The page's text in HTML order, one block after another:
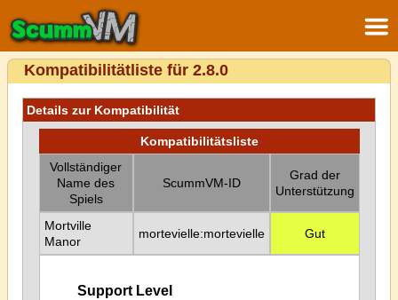
Kompatibilitätliste für 2.8.0
Details zur Kompatibilität
Kompatibilitätsliste
Vollständiger
Name des
Spiels
ScummVM-ID
Grad der
Unterstützung
Mortville
Manor
mortevielle:mortevielle Gut
Support Level